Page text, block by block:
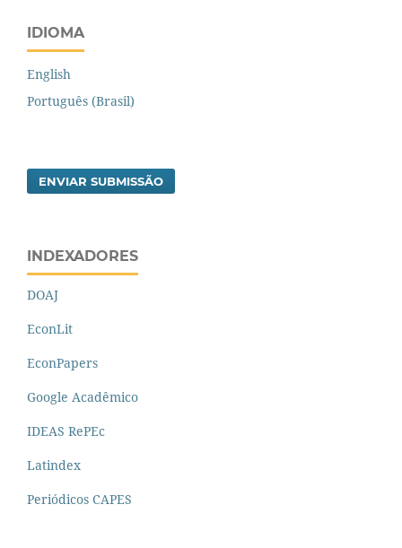
IDIOMA
English
Português (Brasil)
ENVIAR SUBMISSÃO
INDEXADORES
DOAJ
EconLit
EconPapers
Google Acadêmico
IDEAS RePEc
Latindex
Periódicos CAPES